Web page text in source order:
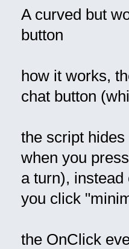
A curved but
button
how it works,
chat button
the script
when you
a turn),
you click
the OnClick